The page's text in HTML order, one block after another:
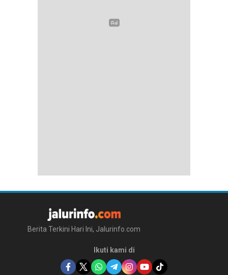
Berita Terkini Hari Ini, Jalurinfo.com
Ikuti kami di